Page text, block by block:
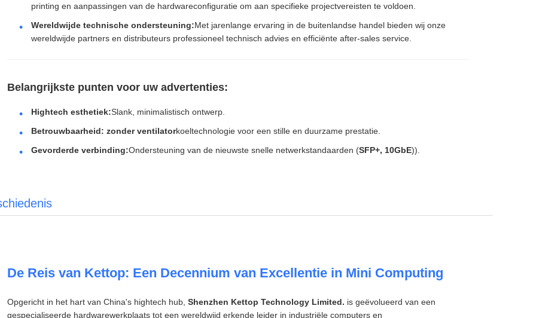
printing en aanpassingen van de hardwareconfiguratie om aan specifieke projectvereisten te voldoen.
Wereldwijde technische ondersteuning:Met jarenlange ervaring in de buitenlandse handel bieden wij onze
wereldwijde partners en distributeurs professioneel technisch advies en efficiënte after-sales service.
Belangrijkste punten voor uw advertenties:
Hightech esthetiek:Slank, minimalistisch ontwerp.
Betrouwbaarheid: zonder ventilatorkoeltechnologie voor een stille en duurzame prestatie.
Gevorderde verbinding:Ondersteuning van de nieuwste snelle netwerkstandaarden (SFP+, 10GbE)).
De Reis van Kettop: Een Decennium van Excellentie in Mini Computing
Opgericht in het hart van China's hightech hub, Shenzhen Kettop Technology Limited. is geëvolueerd van een
gespecialiseerde hardwarewerkplaats tot een wereldwijd erkende leider in industriële computers en